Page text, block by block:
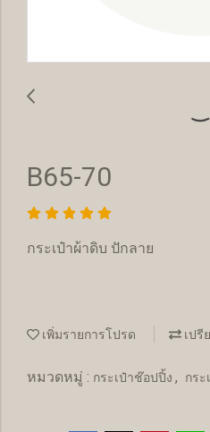
B65-70
กระเป๋าผ้าดิบ ปักลาย
เพิ่มรายการโปรด เปรี
หมวดหมู่ : กระเป๋าช๊อปปิ้ง , กระ